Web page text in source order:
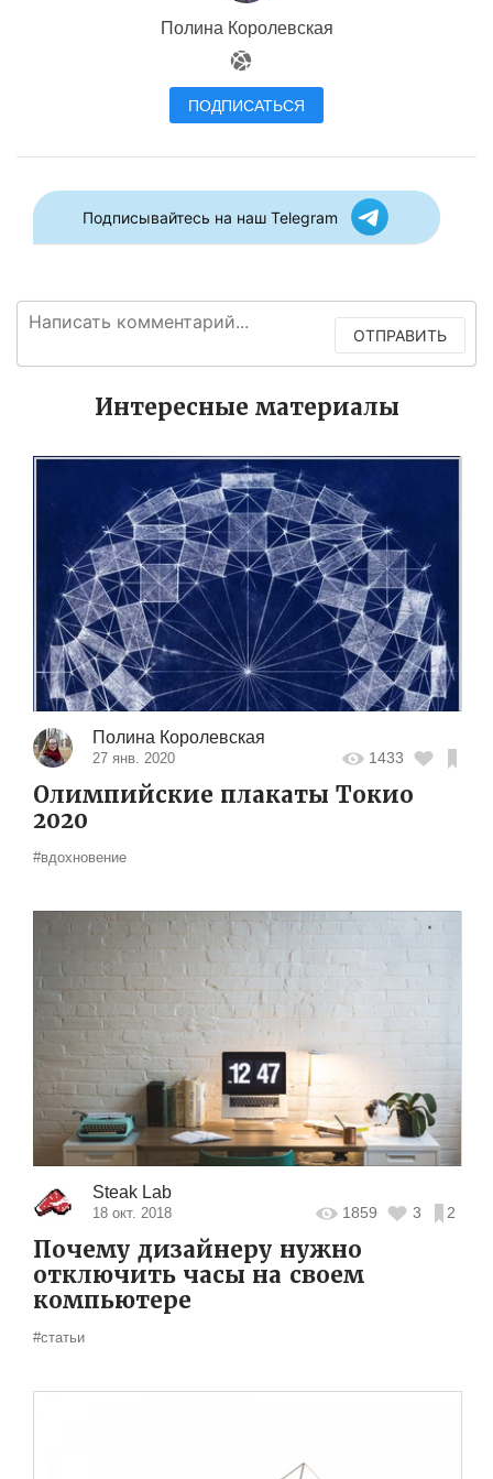
Полина Королевская
ПОДПИСАТЬСЯ
Подписывайтесь на наш Telegram
ОТПРАВИТЬ
Интересные материалы
Полина Королевская
27 янв. 2020 1433
Олимпийские плакаты Токио
2020
#вдохновение
Steak Lab
18 окт. 2018 1859 3 2
Почему дизайнеру нужно
отключить часы на своем
компьютере
#статьи